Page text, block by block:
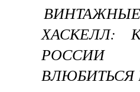
ХАСКЕЛЛ:
РОССИИ